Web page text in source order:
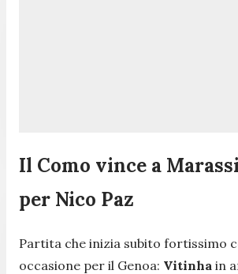
Il Como vince a
per Nico Paz
Partita che inizia subito fortissimo
occasione per il Genoa: Vitinha in